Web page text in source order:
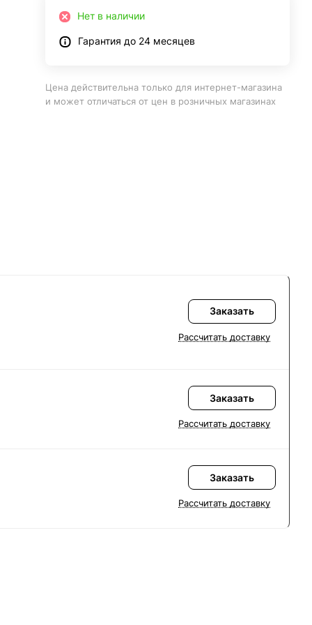
Нет в наличии
Гарантия до 24 месяцев
Цена действительна только для интернет-магазина
и может отличаться от цен в розничных магазинах
Заказать
Рассчитать доставку
Заказать
Рассчитать доставку
Заказать
Рассчитать доставку